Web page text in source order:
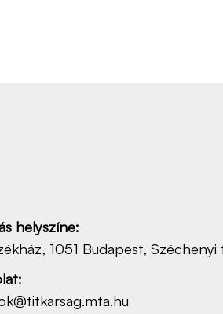
helyszíne:
1051 Budapest, Széchenyi